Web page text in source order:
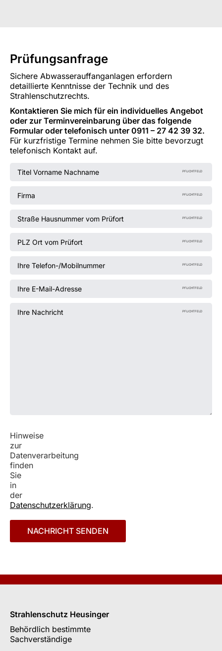
Prüfungsanfrage
Sichere Abwasserauffanganlagen erfordern
detaillierte Kenntnisse der Technik und des
Strahlenschutzrechts.
Kontaktieren Sie mich für ein individuelles Angebot
oder zur Terminvereinbarung über das folgende
Formular oder telefonisch unter 0911 – 27 42 39 32.
Für kurzfristige Termine nehmen Sie bitte bevorzugt
telefonisch Kontakt auf.
Bitte
lasse
dieses
Feld
leer.
Hinweise
zur
Datenverarbeitung
finden
Sie
in
der
Datenschutzerklärung.
Strahlenschutz Heusinger
Behördlich bestimmte
Sachverständige